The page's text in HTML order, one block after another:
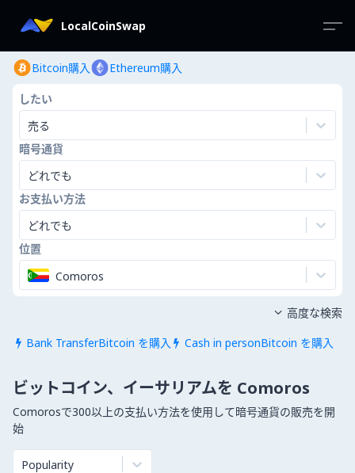
LocalCoinSwap
Bitcoin購入 Ethereum購入
したい
売る
暗号通貨
どれでも
お支払い方法
どれでも
位置
Comoros
 Bank TransferBitcoin を購入  Cash in personBitcoin を購入
 高度な検索
ビットコイン、イーサリアムを Comoros
Comorosで300以上の支払い方法を使用して暗号通貨の販売を開
始
Popularity